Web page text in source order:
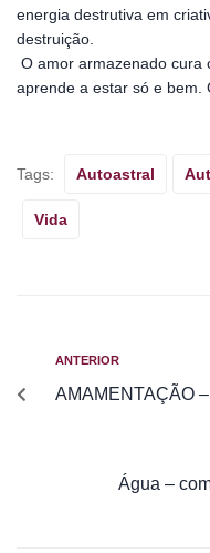
energia destrutiva em
destruição.
O amor armazenado cura
aprende a estar só e bem.
Tags: Autoastral
Vida
ANTERIOR
AMAMENTAÇÃO
Água –